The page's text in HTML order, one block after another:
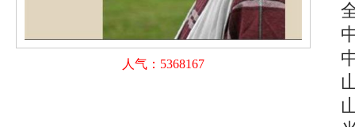
人气：5368167